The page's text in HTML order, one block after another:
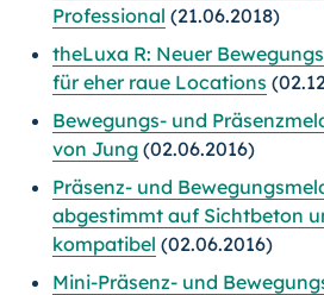
Professional (21.06.2018)
theLuxa R: Neuer
für eher raue Locations
Bewegungs- und
von Jung (02.06.2016)
Präsenz- und
abgestimmt auf Sichtbeton
kompatibel (02.06.2016)
Mini-Präsenz- und